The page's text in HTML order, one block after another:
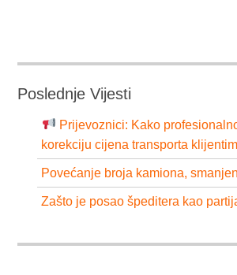
Poslednje Vijesti
Prijevoznici: Kako
korekciju cijena transporta
Povećanje broja kamiona,
Zašto je posao špeditera kao